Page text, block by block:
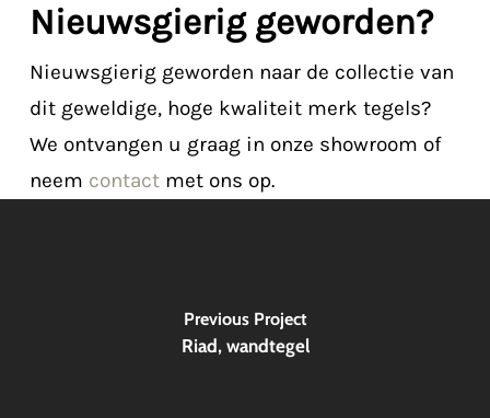
Nieuwsgierig geworden?
Nieuwsgierig geworden naar de collectie van
dit geweldige, hoge kwaliteit merk tegels?
We ontvangen u graag in onze showroom of
neem contactmet ons op.
Previous Project
Riad, wandtegel